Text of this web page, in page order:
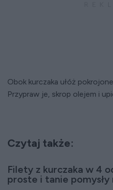
Obok kurczaka ułóż
Przypraw je, skrop olejem i
Czytaj także:
Filety z kurczaka w 4
proste i tanie pomysły